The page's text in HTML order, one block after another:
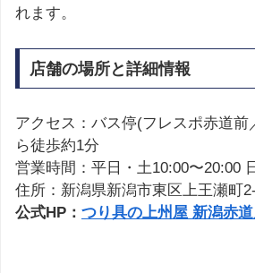
れます。
店舗の場所と詳細情報
アクセス：バス停(フレスポ赤道前
ら徒歩約1分
営業時間：平日・土10:00〜20:00
住所：新潟県新潟市東区上王瀬町
公式HP： つり具の上州屋 新潟赤